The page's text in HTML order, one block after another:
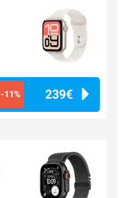
-11% 239€